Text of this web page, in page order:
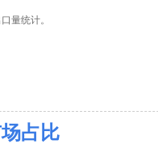
量统计。
占比